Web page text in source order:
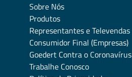
Sobre Nós
Produtos
Representantes e Televendas
Consumidor Final (Empresas)
Goedert Contra o Coronavírus
Trabalhe Conosco